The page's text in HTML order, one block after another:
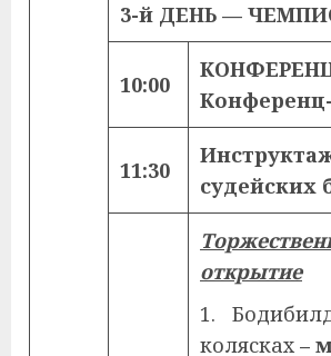
3-й ДЕНЬ —
10:00
11:30
судейских
Т
открытие
1.
колясках –